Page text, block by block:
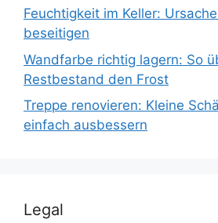
Feuchtigkeit im Keller:
beseitigen
Wandfarbe richtig lagern: So
Restbestand den Frost
Treppe renovieren: Kleine
einfach ausbessern
Legal